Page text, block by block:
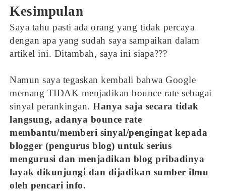
Kesimpulan
Saya tahu pasti ada orang yang tidak percaya
dengan apa yang sudah saya sampaikan dalam
artikel ini. Ditambah, saya ini siapa???
Namun saya tegaskan kembali bahwa Google
memang TIDAK menjadikan bounce rate sebagai
sinyal perankingan. Hanya saja secara tidak
langsung, adanya bounce rate
membantu/memberi sinyal/pengingat kepada
blogger (pengurus blog) untuk serius
mengurusi dan menjadikan blog pribadinya
layak dikunjungi dan dijadikan sumber ilmu
oleh pencari info.